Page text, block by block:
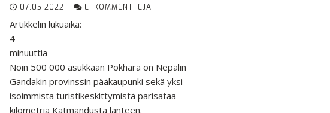
07.05.2022 EI KOMMENTTEJA
Artikkelin lukuaika:
4
minuuttia
Noin 500 000 asukkaan Pokhara on Nepalin
Gandakin provinssin pääkaupunki sekä yksi
isoimmista turistikeskittymistä parisataa
kilometriä Katmandusta länteen.